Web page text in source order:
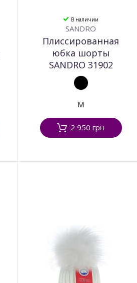
В наличии
SANDRO
Плиссированная
юбка шорты
SANDRO 31902
M
2 950 грн